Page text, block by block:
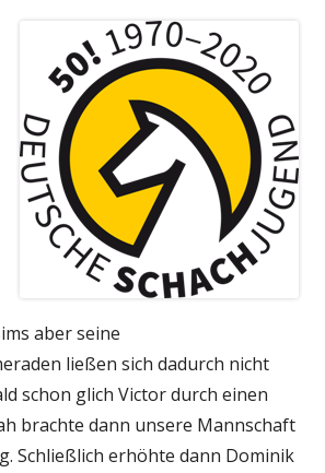
aber seine
ließen sich dadurch nicht
schon glich Victor durch einen
brachte dann unsere Mannschaft
Schließlich erhöhte dann Dominik